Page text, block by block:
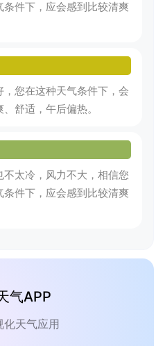
条件下，应会感到比较清爽
，您在这种天气条件下，会
舒适，午后偏热。
不太冷，风力不大，相信您
条件下，应会感到比较清爽
气APP
化天气应用